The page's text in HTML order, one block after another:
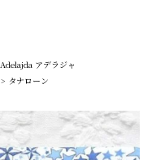
Adelajda アデラジャ
> タナローン